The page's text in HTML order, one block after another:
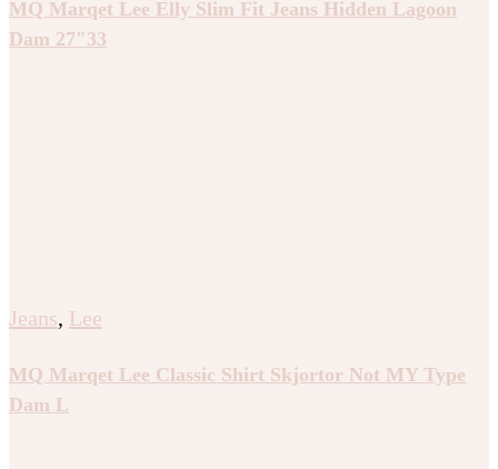
MQ Marqet Lee Elly Slim Fit Jeans Hidden Lagoon
Dam 27″33
Jeans, Lee
MQ Marqet Lee Classic Shirt Skjortor Not MY Type
Dam L